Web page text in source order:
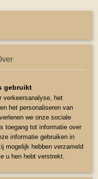
van de neusriem
gebruikt
verkeersanalyse, het
het personaliseren van
we onze sociale
toegang tot informatie over
informatie gebruiken in
mogelijk hebben verzameld
u hen hebt verstrekt.